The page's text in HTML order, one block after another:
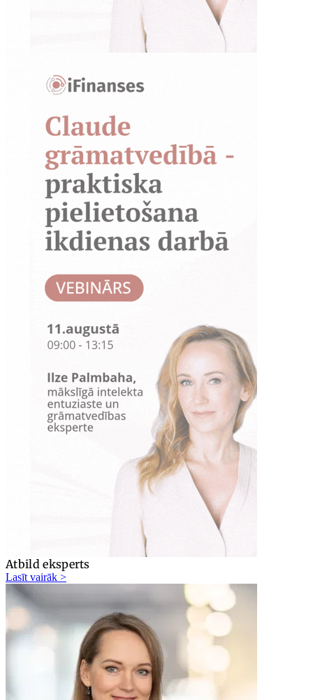
Atbild eksperts
Lasīt vairāk >